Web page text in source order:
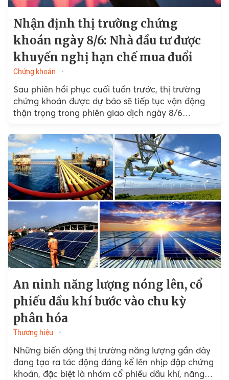
Nhận định thị trường chứng
khoán ngày 8/6: Nhà đầu tư được
khuyến nghị hạn chế mua đuổi
Chứng khoán
Sau phiên hồi phục cuối tuần trước, thị trường
chứng khoán được dự báo sẽ tiếp tục vận động
thận trọng trong phiên giao dịch ngày 8/6…
An ninh năng lượng nóng lên, cổ
phiếu dầu khí bước vào chu kỳ
phân hóa
Thương hiệu
Những biến động thị trường năng lượng gần đây
đang tạo ra tác động đáng kể lên nhịp đập chứng
khoán, đặc biệt là nhóm cổ phiếu dầu khí, năng